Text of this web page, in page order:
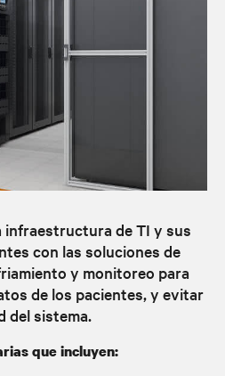
infraestructura de TI y sus
con las soluciones de
y monitoreo para
de los pacientes, y evitar
del sistema.
que incluyen: